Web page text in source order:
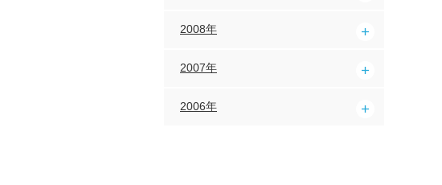
2008年
2007年
2006年